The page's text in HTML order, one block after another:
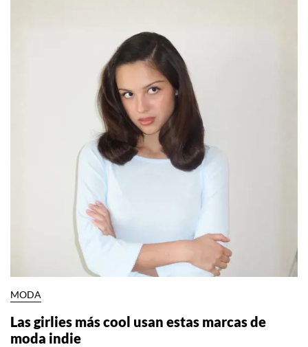
MODA
Las girlies más cool usan estas marcas de
moda indie